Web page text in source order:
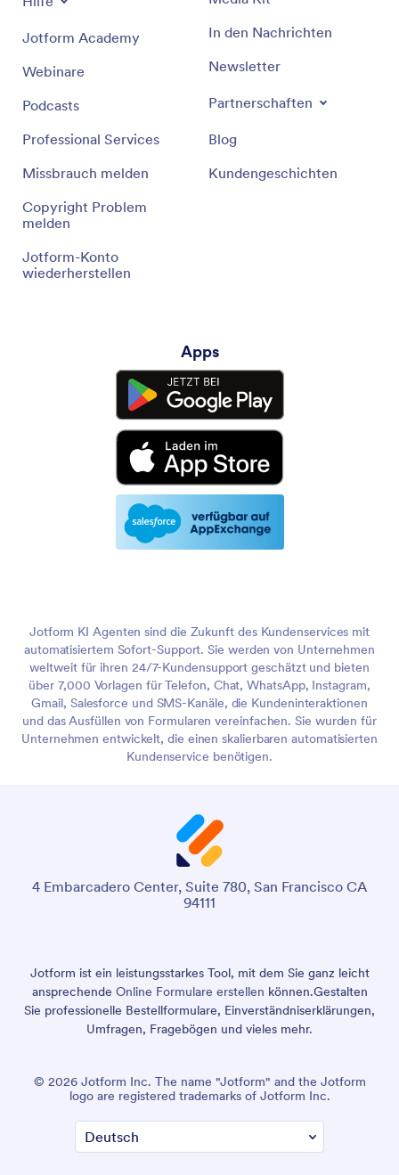
Jotform Academy
Webinare
Podcasts
Professional Services
Missbrauch melden
Copyright Problem
melden
Jotform-Konto
wiederherstellen
In den Nachrichten
Newsletter
Partnerschaften
Blog
Kundengeschichten
Apps
Jotform KI Agenten sind die Zukunft des Kundenservices mit
automatisiertem Sofort-Support. Sie werden von Unternehmen
weltweit für ihren 24/7-Kundensupport geschätzt und bieten
über 7,000 Vorlagen für Telefon, Chat, WhatsApp, Instagram,
Gmail, Salesforce und SMS-Kanäle, die Kundeninteraktionen
und das Ausfüllen von Formularen vereinfachen. Sie wurden für
Unternehmen entwickelt, die einen skalierbaren automatisierten
Kundenservice benötigen.
4 Embarcadero Center, Suite 780, San Francisco CA
94111
Jotform ist ein leistungsstarkes Tool, mit dem Sie ganz leicht
ansprechende Online Formulare erstellen können.Gestalten
Sie professionelle Bestellformulare, Einverständniserklärungen,
Umfragen, Fragebögen und vieles mehr.
© 2026 Jotform Inc. The name "Jotform" and the Jotform
logo are registered trademarks of Jotform Inc.